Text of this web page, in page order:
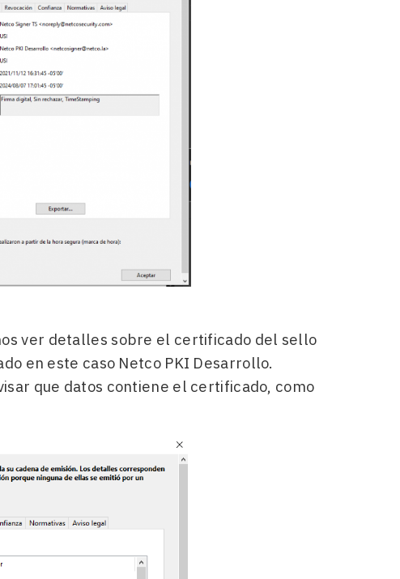
ver detalles sobre el certificado del sello
en este caso Netco PKI Desarrollo.
que datos contiene el certificado, como